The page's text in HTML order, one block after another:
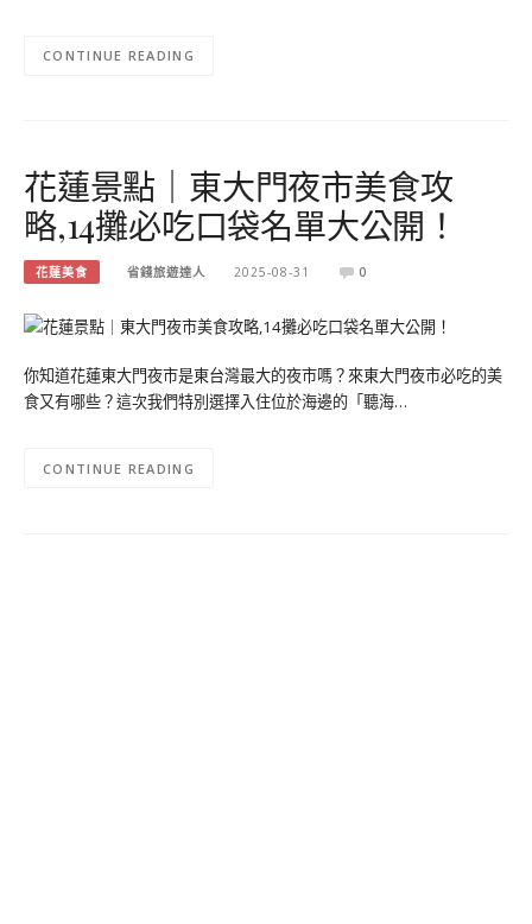
CONTINUE READING
花蓮景點｜東大門夜市美食攻
略,14攤必吃口袋名單大公開！
花蓮美食 省錢旅遊達人 2025-08-31 0
你知道花蓮東大門夜市是東台灣最大的夜市嗎？來東大門夜市必吃的美
食又有哪些？這次我們特別選擇入住位於海邊的「聽海…
CONTINUE READING